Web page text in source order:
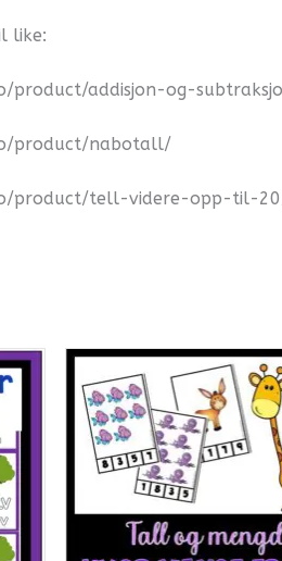
like:
product/addisjon-og-
product/nabotall/
product/tell-videre-opp-til-